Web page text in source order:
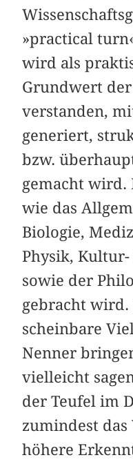
»practical
wird als
Grundwert
verstanden,
generiert,
bzw.
gemacht wird.
wie das
Biologie,
Physik,
sowie der
gebracht wird.
scheinbare
Nenner
vielleicht
der Teufel im
zumindest das
höhere